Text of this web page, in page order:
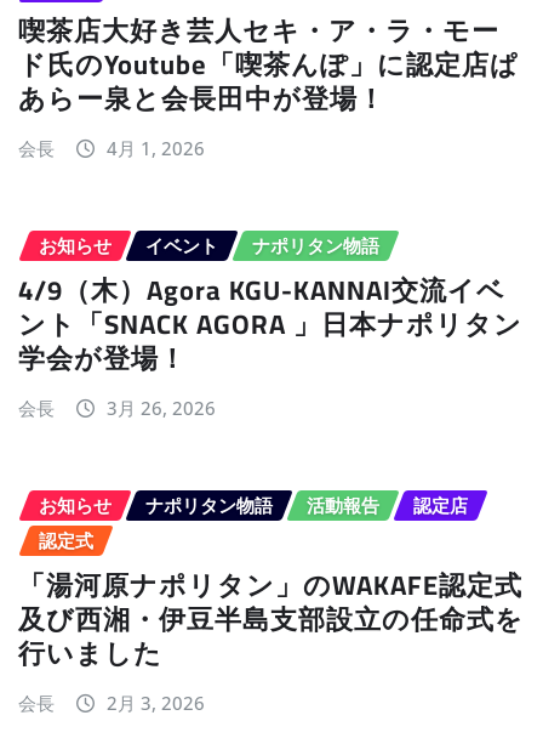
喫茶店大好き芸人セキ・ア・ラ・モー
ド氏のYoutube「喫茶んぽ」に認定店ぱ
あらー泉と会長田中が登場！
会長 4月 1, 2026
お知らせ イベント ナポリタン物語
4/9（木）Agora KGU-KANNAI交流イベ
ント「SNACK AGORA 」日本ナポリタン
学会が登場！
会長 3月 26, 2026
お知らせ ナポリタン物語 活動報告
認定店
認定式
「湯河原ナポリタン」のWAKAFE認定式
及び西湘・伊豆半島支部設立の任命式を
行いました
会長 2月 3, 2026